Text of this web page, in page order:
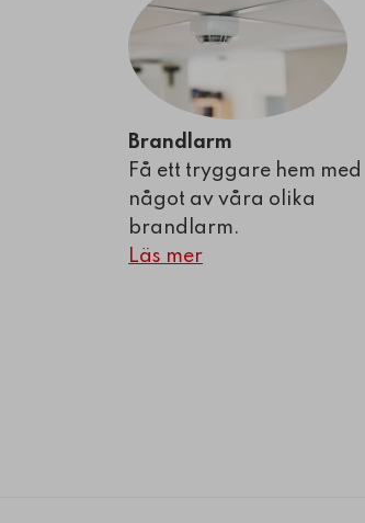
Brandlarm
Få ett tryggare hem med
något av våra olika
brandlarm.
Läs mer